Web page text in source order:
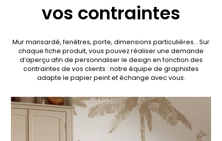
vos contraintes
Mur mansardé, fenêtres, porte, dimensions particulières… Sur
chaque fiche produit, vous pouvez réaliser une demande
d’aperçu afin de personnaliser le design en fonction des
contraintes de vos clients : notre équipe de graphistes
adapte le papier peint et échange avec vous.